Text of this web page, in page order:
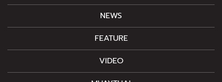
NEWS
FEATURE
VIDEO